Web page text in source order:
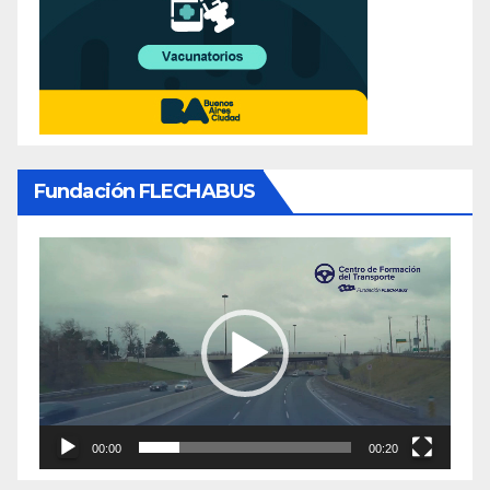
Fundación FLECHABUS
video
00:00 00:20